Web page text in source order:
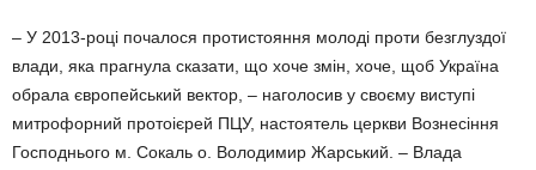
– У 2013-році почалося протистояння молоді проти безглуздої
влади, яка прагну­ла сказати, що хоче змін, хоче, щоб Україна
обрала європейський вектор, – наголосив у своєму виступі
митрофорний протоієрей ПЦУ, настоятель церкви Вознесіння
Гос­поднього м. Сокаль о. Володимир Жарсь­кий. – Влада